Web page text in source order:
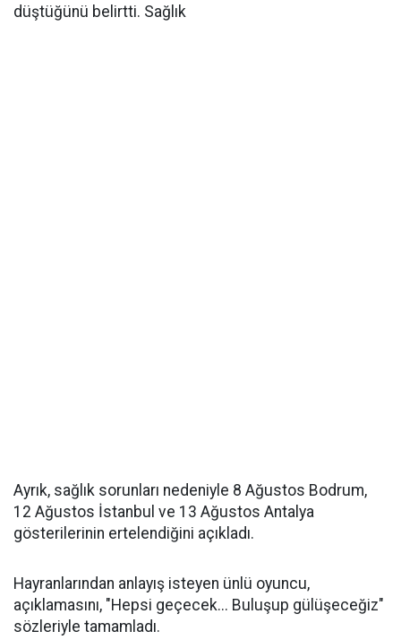
düştüğünü belirtti. Sağlık
Ayrık, sağlık sorunları nedeniyle 8 Ağustos Bodrum,
12 Ağustos İstanbul ve 13 Ağustos Antalya
gösterilerinin ertelendiğini açıkladı.
Hayranlarından anlayış isteyen ünlü oyuncu,
açıklamasını, "Hepsi geçecek... Buluşup gülüşeceğiz"
sözleriyle tamamladı.